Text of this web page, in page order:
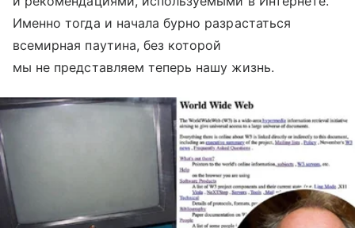
Именно тогда и начала бурно разрастаться
всемирная паутина, без которой
мы не представляем теперь нашу жизнь.